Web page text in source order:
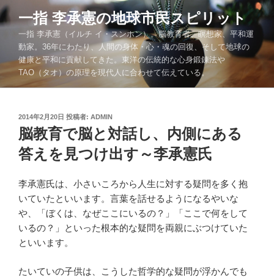
コ
ン
ツ
一指 李承憲の地球市民スピリット
一指 李承憲（イルチ イ・スンホン）。脳教育者、瞑想家、平和運
動家。36年にわたり、人間の身体・心・魂の回復、そして地球の
健康と平和に貢献してきた。東洋の伝統的な心身鍛錬法や
TAO（タオ）の原理を現代人に合わせて伝えている。
投
稿
日:
2014年2月20日 投稿者: ADMIN
脳教育で脳と対話し、内側にある
答えを見つけ出す～李承憲氏
李承憲氏は、小さいころから人生に対する疑問を多く抱
いていたといいます。言葉を話せるようになるやいな
や、「ぼくは、なぜここにいるの？」「ここで何をして
いるの？」といった根本的な疑問を両親にぶつけていた
といいます。
たいていの子供は、こうした哲学的な疑問が浮かんでも